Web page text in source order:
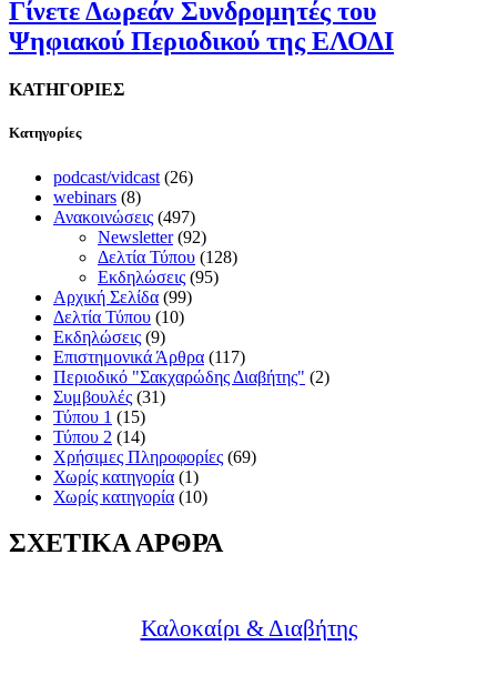
Γίνετε Δωρεάν Συνδρομητές του
Ψηφιακού Περιοδικού της ΕΛΟΔΙ
ΚΑΤΗΓΟΡΙΕΣ
Kατηγορίες
podcast/vidcast (26)
webinars (8)
Ανακοινώσεις (497)
Newsletter(92)
Δελτία Τύπου (128)
Εκδηλώσεις (95)
Αρχική Σελίδα (99)
Δελτία Τύπου (10)
Εκδηλώσεις (9)
Επιστημονικά Άρθρα (117)
Περιοδικό "Σακχαρώδης Διαβήτης" (2)
Συμβουλές (31)
Τύπου 1 (15)
Τύπου 2 (14)
Χρήσιμες Πληροφορίες (69)
Χωρίς κατηγορία (1)
Χωρίς κατηγορία (10)
ΣΧΕΤΙΚΑ ΑΡΘΡΑ
Καλοκαίρι & Διαβήτης